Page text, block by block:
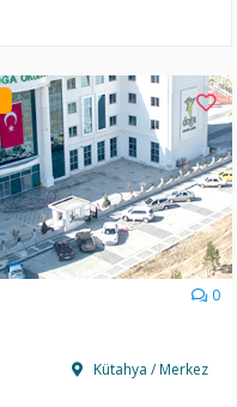
0
Kütahya / Merkez